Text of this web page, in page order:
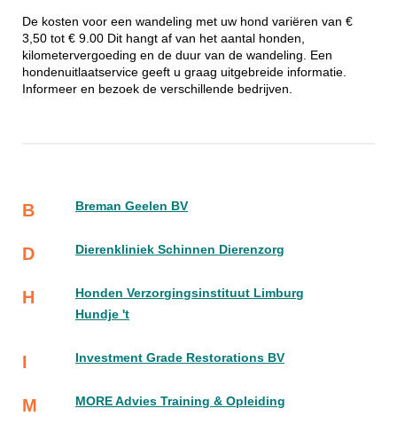
De kosten voor een wandeling met uw hond variëren van €
3,50 tot € 9.00 Dit hangt af van het aantal honden,
kilometervergoeding en de duur van de wandeling. Een
hondenuitlaatservice geeft u graag uitgebreide informatie.
Informeer en bezoek de verschillende bedrijven.
B Breman Geelen BV
D Dierenkliniek Schinnen Dierenzorg
H
Honden Verzorgingsinstituut Limburg
Hundje 't
I Investment Grade Restorations BV
M MORE Advies Training & Opleiding